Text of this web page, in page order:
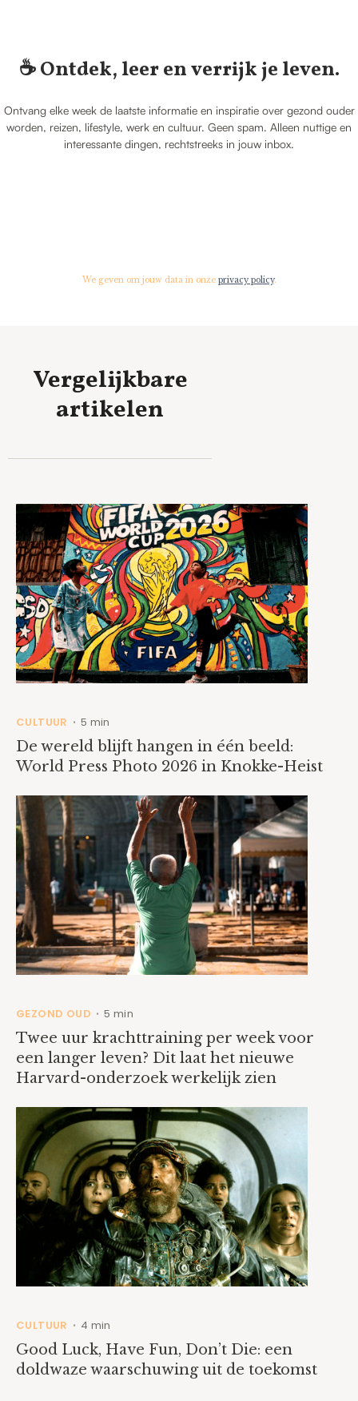
☕️ Ontdek, leer en verrijk je leven.
Ontvang elke week de laatste informatie en inspiratie over gezond ouder
worden, reizen, lifestyle, werk en cultuur. Geen spam. Alleen nuttige en
interessante dingen, rechtstreeks in jouw inbox.
We geven om jouw data in onze privacy policy.
Vergelijkbare
artikelen
CULTUUR • 5 min
De wereld blijft hangen in één beeld:
World Press Photo 2026 in Knokke-Heist
GEZOND OUD • 5 min
Twee uur krachttraining per week voor
een langer leven? Dit laat het nieuwe
Harvard-onderzoek werkelijk zien
CULTUUR • 4 min
Good Luck, Have Fun, Don’t Die: een
doldwaze waarschuwing uit de toekomst